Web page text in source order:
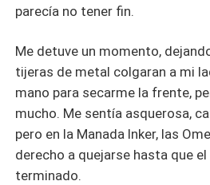
parecía no tener fin.
Me detuve un momento,
tijeras de metal colgaran a mi
mano para secarme la frente,
mucho. Me sentía asquerosa,
pero en la Manada Inker, las
derecho a quejarse hasta que
terminado.